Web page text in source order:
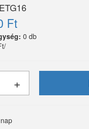
ETG16
Ft
0 db